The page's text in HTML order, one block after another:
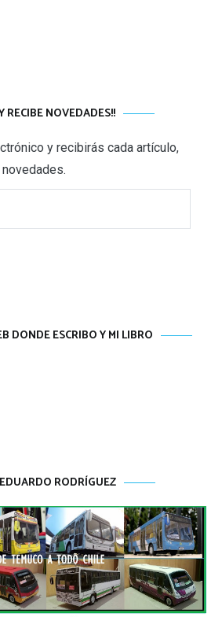
RECIBE NOVEDADES!!
y recibirás cada artículo,
DONDE ESCRIBO Y MI LIBRO
RODRÍGUEZ